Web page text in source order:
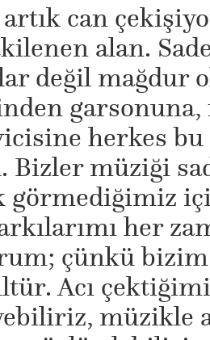
artık can
alan.
değil mağdur
herkes
Bizler müziği
görmediğimiz
her
çünkü
Acı
müzikle